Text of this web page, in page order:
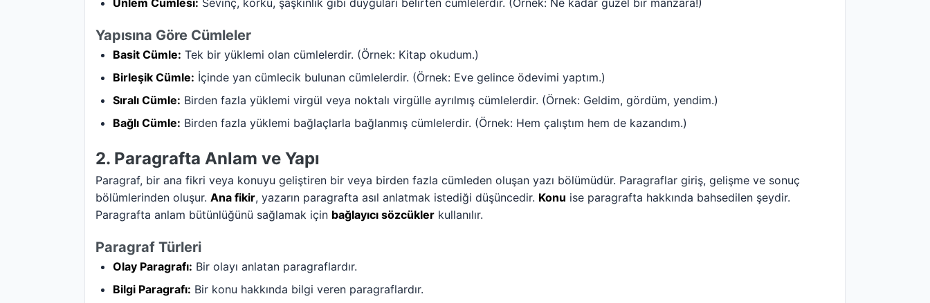
Ünlem Cümlesi: Sevinç, korku, şaşkınlık gibi duyguları belirten cümlelerdir. (Örnek: Ne kadar güzel bir manzara!)
Yapısına Göre Cümleler
Basit Cümle: Tek bir yüklemi olan cümlelerdir. (Örnek: Kitap okudum.)
Birleşik Cümle: İçinde yan cümlecik bulunan cümlelerdir. (Örnek: Eve gelince ödevimi yaptım.)
Sıralı Cümle: Birden fazla yüklemi virgül veya noktalı virgülle ayrılmış cümlelerdir. (Örnek: Geldim, gördüm, yendim.)
Bağlı Cümle: Birden fazla yüklemi bağlaçlarla bağlanmış cümlelerdir. (Örnek: Hem çalıştım hem de kazandım.)
2. Paragrafta Anlam ve Yapı
Paragraf, bir ana fikri veya konuyu geliştiren bir veya birden fazla cümleden oluşan yazı bölümüdür. Paragraflar giriş, gelişme ve sonuç
bölümlerinden oluşur. Ana fikir, yazarın paragrafta asıl anlatmak istediği düşüncedir. Konu ise paragrafta hakkında bahsedilen şeydir.
Paragrafta anlam bütünlüğünü sağlamak için bağlayıcı sözcükler kullanılır.
Paragraf Türleri
Olay Paragrafı: Bir olayı anlatan paragraflardır.
Bilgi Paragrafı: Bir konu hakkında bilgi veren paragraflardır.